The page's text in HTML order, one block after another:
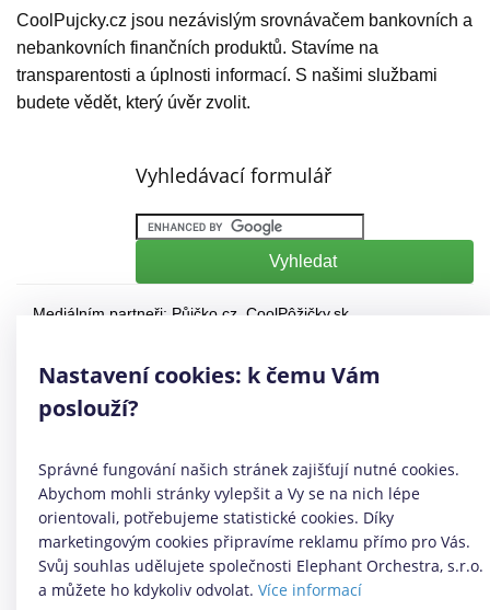
CoolPujcky.cz jsou nezávislým srovnávačem bankovních a
nebankovních finančních produktů. Stavíme na
transparentosti a úplnosti informací. S našimi službami
budete vědět, který úvěr zvolit.
Vyhledávací formulář
Mediálním partneři: Půjčko.cz CoolPôžičky.sk
©CoolPujcky.cz - Půjčky bez potvrzení příjmu
Váš nezávislý odborný srovnávač půjček pro rok 2026
Provozovatel:Elephant Orchestra, s.r.o. Ve spolupráci sÚspory.cz
|Povinně zveřejňované informace | Informace o řazení
produktových nabídek
Nastavení cookies: k čemu Vám
poslouží?
Správné fungování našich stránek zajišťují nutné cookies.
Abychom mohli stránky vylepšit a Vy se na nich lépe
orientovali, potřebujeme statistické cookies. Díky
marketingovým cookies připravíme reklamu přímo pro Vás.
Svůj souhlas udělujete společnosti Elephant Orchestra, s.r.o.
a můžete ho kdykoliv odvolat. Více informací